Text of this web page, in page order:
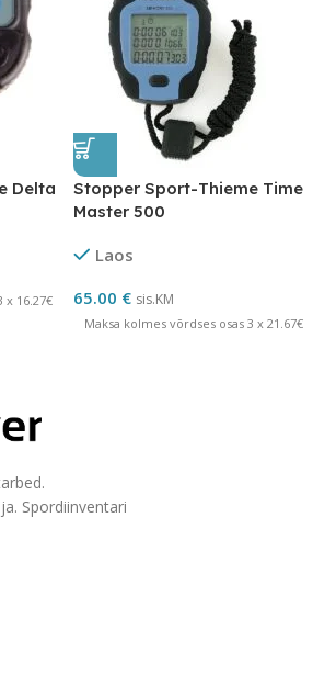
Delta
x 16.27€
Stopper Sport-Thieme Time
Master 500
Laos
65.00 € sis.KM
Maksa kolmes võrdses osas 3 x 21.67€
Spordiinventari